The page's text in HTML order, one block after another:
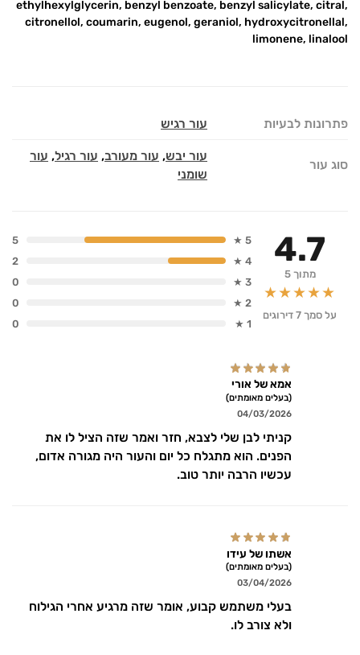
ethylhexylglycerin, benzyl benzoate, benzyl salicylate, citral,
citronellol, coumarin, eugenol, geraniol, hydroxycitronellal,
limonene, linalool
פתרונות לבעיות עור רגיש
סוג עור
עור יבש, עור מעורב, עור רגיל, עור
שומני
4.7
מתוך 5
★★★★★
על סמך 7 דירוגים
5 ★
5
4 ★
2
3 ★
0
2 ★
0
1 ★
0
אמא של אורי
(בעלים מאומתים)
04/03/2026
קניתי לבן שלי לצבא, חזר ואמר שזה הציל לו את
הפנים. הוא מתגלח כל יום והעור היה מגורה אדום,
עכשיו הרבה יותר טוב.
אשתו של עידו
(בעלים מאומתים)
03/04/2026
בעלי משתמש קבוע, אומר שזה מרגיע אחרי הגילוח
ולא צורב לו.